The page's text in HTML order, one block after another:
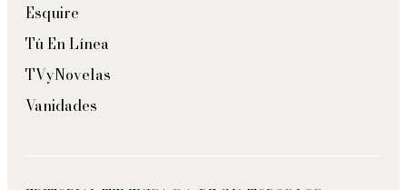
Esquire
Tú En Línea
TVyNovelas
Vanidades